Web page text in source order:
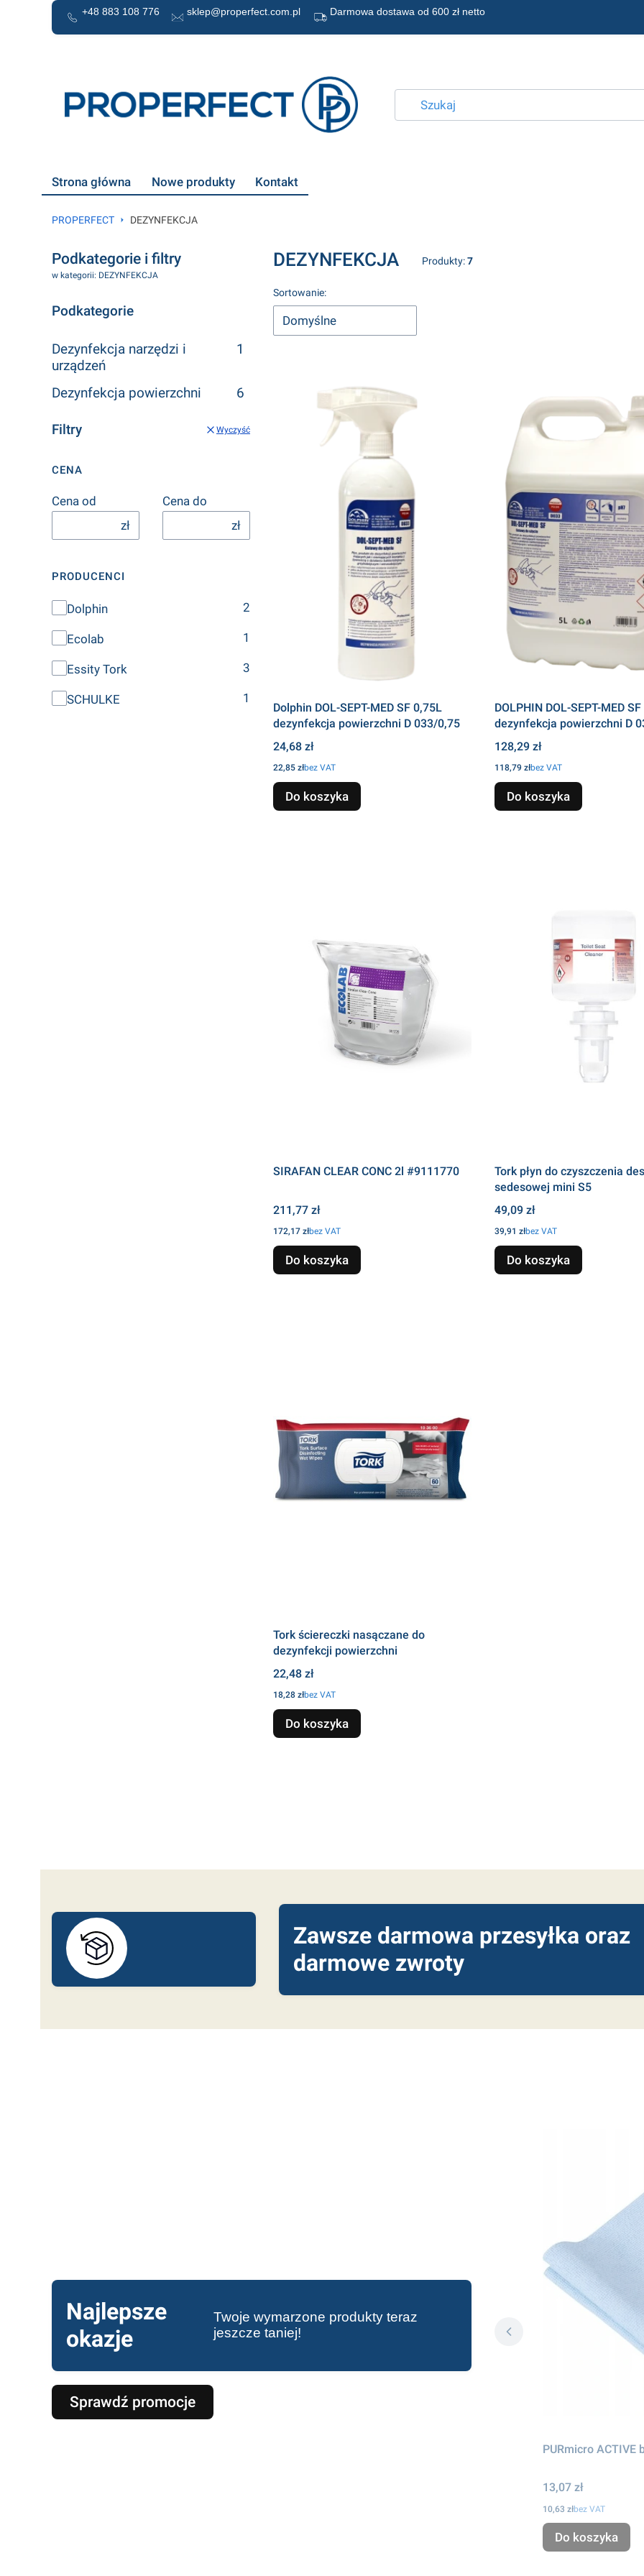
+48 883 108 776 sklep@properfect.com.pl Darmowa dostawa
Strona główna Nowe produkty Kontakt
PROPERFECT DEZYNFEKCJA
Podkategorie i filtry
w kategorii: DEZYNFEKCJA
Podkategorie
Dezynfekcja narzędzi i
urządzeń
1
Dezynfekcja powierzchni 6
Filtry Wyczyść
CENA
Cena od
zł
Cena do
zł
PRODUCENCI
Producenci
Dolphin 2
Ecolab 1
Essity Tork 3
SCHULKE 1
DEZYNFEKCJA Produkty:7
Lista produktów
Sortowanie:
Domyślne
Dolphin DOL-SEPT-MED SF 0,75L
dezynfekcja powierzchni D 033/0,75
Cena
24,68 zł
Cena
22,85 złbez VAT
Do koszyka
DOLPHIN DOL-SEPT-MED
dezynfekcja powierzchni D
Cena
128,29 zł
Cena
118,79 złbez VAT
Do koszyka
SIRAFAN CLEAR CONC 2l #9111770
Cena
211,77 zł
Cena
172,17 złbez VAT
Do koszyka
Tork płyn do czyszczenia
sedesowej mini S5
Cena
49,09 zł
Cena
39,91 złbez VAT
Do koszyka
Tork ściereczki nasączane do
dezynfekcji powierzchni
Cena
22,48 zł
Cena
18,28 złbez VAT
Do koszyka
Zawsze darmowa przesyłka oraz
darmowe zwroty
Najlepsze
okazje
Twoje wymarzone produkty teraz
jeszcze taniej!
Sprawdź promocje
PURmicro ACTIVE
Cena
13,07 zł
Cena
10,63 złbez VAT
Do koszyka